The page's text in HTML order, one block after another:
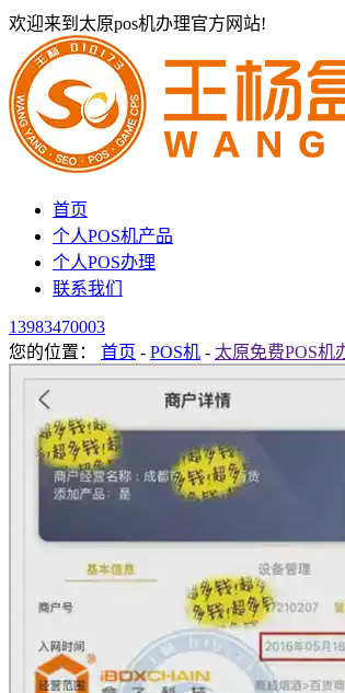
欢迎来到太原pos机办理官方网站!
首页
个人POS机产品
个人POS办理
联系我们
13983470003
您的位置： 首页 - POS机 - 太原免费POS机